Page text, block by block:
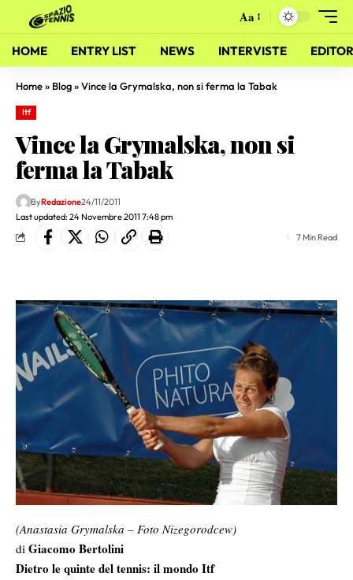
Aa
HOME ENTRY LIST NEWS INTERVISTE
Home» Blog»Vince la Grymalska, non si ferma la Tabak
Itf
Vince la Grymalska, non si
ferma la Tabak
Last updated: 24 Novembre 2011 7:48 pm
ByRedazione24/11/2011
7 Min Read
(Anastasia Grymalska – Foto Nizegorodcew)
di Giacomo Bertolini
Dietro le quinte del tennis: il mondo Itf